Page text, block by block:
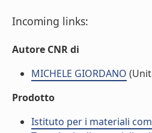
Incoming links:
Autore CNR di
MICHELE GIORDANO
Prodotto
Istituto per i materiali